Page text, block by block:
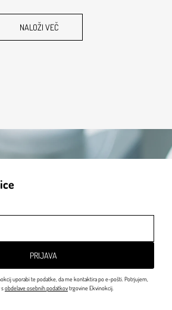
NALOŽI VEČ
PRIJAVA
uporabi te podatke, da me kontaktira po e-pošti. Potrjujem,
sobdelave osebnih podatkovtrgovine Ekvinokcij.